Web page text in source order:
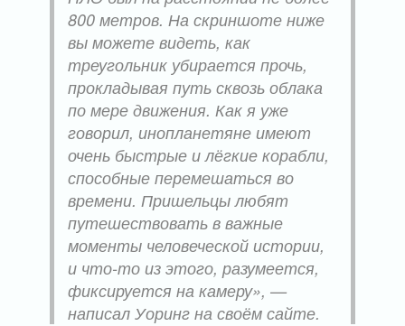
800 метров. На скриншоте ниже
вы можете видеть, как
треугольник убирается прочь,
прокладывая путь сквозь облака
по мере движения. Как я уже
говорил, инопланетяне имеют
очень быстрые и лёгкие корабли,
способные перемешаться во
времени. Пришельцы любят
путешествовать в важные
моменты человеческой истории,
и что-то из этого, разумеется,
фиксируется на камеру», —
написал Уоринг на своём сайте.